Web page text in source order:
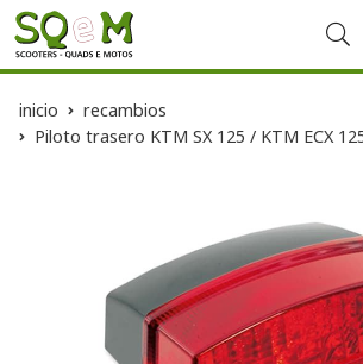
Buscar
inicio
recambios
Piloto trasero KTM SX 125 / KTM ECX